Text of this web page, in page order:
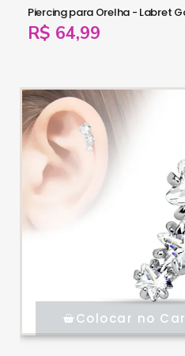
R$ 64,99
Colocar no